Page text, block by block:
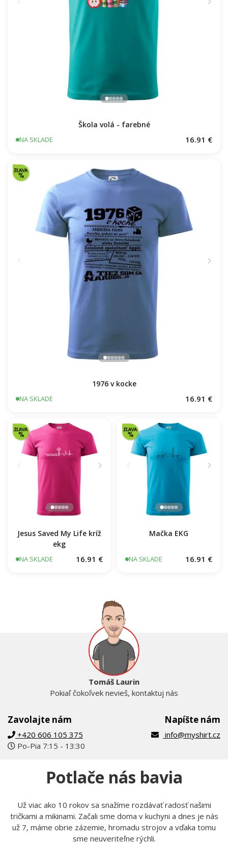
Škola volá - farebné
NA SKLADE 16.91 €
1976 v kocke
NA SKLADE 16.91 €
Jesus Saved My Life kríž
ekg
NA SKLADE 16.91 €
Mačka EKG
NA SKLADE 16.91 €
Zavolajte nám
+420 606 105 375
Po-Pia 7:15 - 13:30
Tomáš Laurin
Pokiaľ čokoľvek nevieš, kontaktuj nás
Napíšte nám
info@myshirt.cz
Potlače nás bavia
Už viac ako 10 rokov sa snažíme rozdávať radosť našimi
tričkami a mikinami. Začali sme doma v kuchyni a dnes je nás
už 7, máme obrie zázemie, hromadu strojov a vďaka tomu
sme neuveriteľne rýchli.